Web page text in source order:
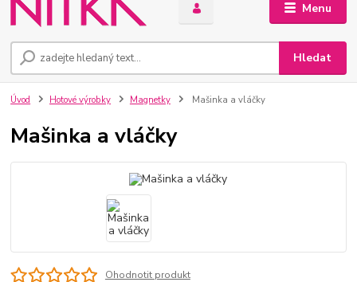
Menu
Hledat
Úvod Hotové výrobky Magnetky Mašinka a vláčky
Mašinka a vláčky
Ohodnotit produkt